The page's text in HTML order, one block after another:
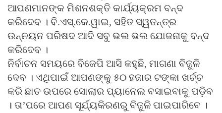
ଆପଣମାନଙ୍କ ମିଶନଶକ୍ତି କାର୍ଯ୍ୟକ୍ରମ ବନ୍ଦ
କରିଦେବ । ବି.ଏସ୍‍.କେ.ୱାଇ, ସହିତ ସ୍ୱତନ୍ତ୍ର
ଉନ୍ନୟନ ପରିଷଦ ଆଦି ସବୁ ଭଲ ଭଲ ଯୋଜନାକୁ ବନ୍ଦ
କରିଦେବ ।
ନିର୍ବାଚନ ସମୟରେ ବିଜେପି ଆସି କହୁଛି, ମାଗଣା ବିଜୁଳି
ଦେବ । ଏଥିପାଇଁ ଆପଣଙ୍କୁ ୫୦ ହଜାର ଟଙ୍କା ଖର୍ଚ୍ଚ
କରି ଛାତ ଉପରେ ସୋଲାର ପ୍ୟାନେଲ ବସାଇବାକୁ ପଡ଼ିବ
। ତା’ପରେ ଆପଣ ସୂର୍ଯ୍ୟକିରଣରୁ ବିଜୁଳି ପାଇପାରିବେ ।